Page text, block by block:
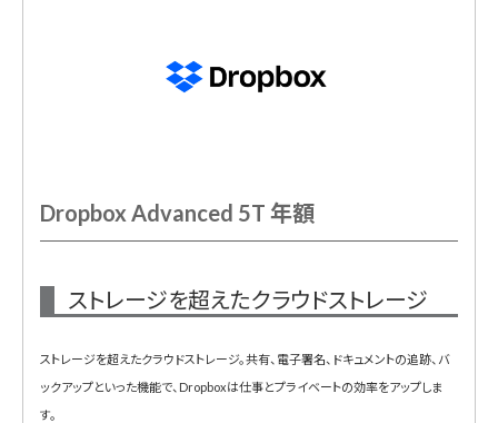
Dropbox Advanced 5T 年額
ストレージを超えたクラウドストレージ
ストレージを超えたクラウドストレージ。共有、電子署名、ドキュメントの追跡、バ
ックアップといった機能で、Dropboxは仕事とプライベートの効率をアップしま
す。